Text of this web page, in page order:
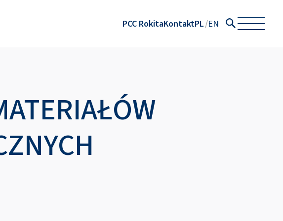
PCC RokitaKontaktPL EN